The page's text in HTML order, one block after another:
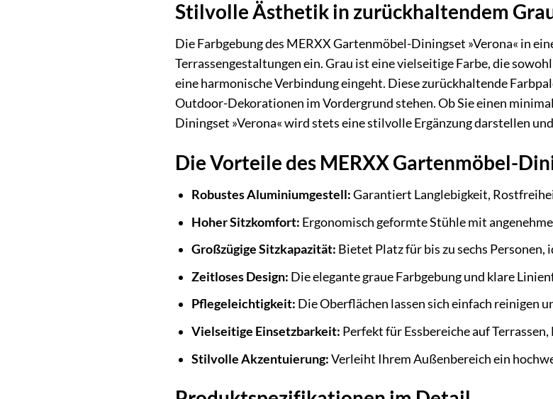
Stilvolle Ästhetik in zurückhaltendem
Die Farbgebung des MERXX Gartenmöbel-Diningset »Verona« in
Terrassengestaltungen ein. Grau ist eine vielseitige Farbe, die
eine harmonische Verbindung eingeht. Diese zurückhaltende
Outdoor-Dekorationen im Vordergrund stehen. Ob Sie einen
Diningset »Verona« wird stets eine stilvolle Ergänzung darstellen
Die Vorteile des MERXX Gartenmöbel-
Robustes Aluminiumgestell:Garantiert Langlebigkeit,
Hoher Sitzkomfort: Ergonomisch geformte Stühle mit
Großzügige Sitzkapazität: Bietet Platz für bis zu sechs Personen,
Zeitloses Design: Die elegante graue Farbgebung und klare
Pflegeleichtigkeit: Die Oberflächen lassen sich einfach reinigen
Vielseitige Einsetzbarkeit: Perfekt für Essbereiche auf
Stilvolle Akzentuierung:Verleiht Ihrem Außenbereich ein